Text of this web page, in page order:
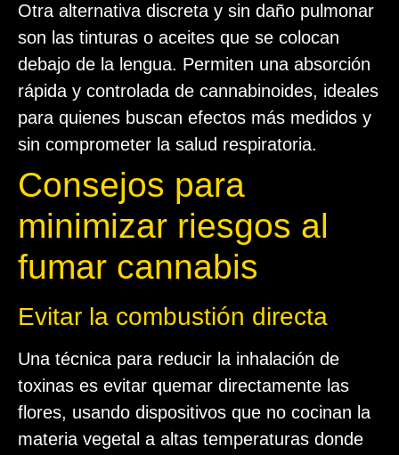
Otra alternativa discreta y sin daño pulmonar
son las tinturas o aceites que se colocan
debajo de la lengua. Permiten una absorción
rápida y controlada de cannabinoides, ideales
para quienes buscan efectos más medidos y
sin comprometer la salud respiratoria.
Consejos para
minimizar riesgos al
fumar cannabis
Evitar la combustión directa
Una técnica para reducir la inhalación de
toxinas es evitar quemar directamente las
flores, usando dispositivos que no cocinan la
materia vegetal a altas temperaturas donde